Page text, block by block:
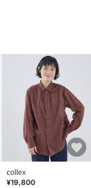
collex
¥19,800